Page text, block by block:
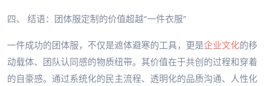
四、 结语：团体服定制的价值超越“一件衣服”
一件成功的团体服，不仅是遮体避寒的工具，更是企业文化的移
动载体、团队认同感的物质纽带。其价值在于共创的过程和穿着
的自豪感。通过系统化的民主流程、透明化的品质沟通、人性化